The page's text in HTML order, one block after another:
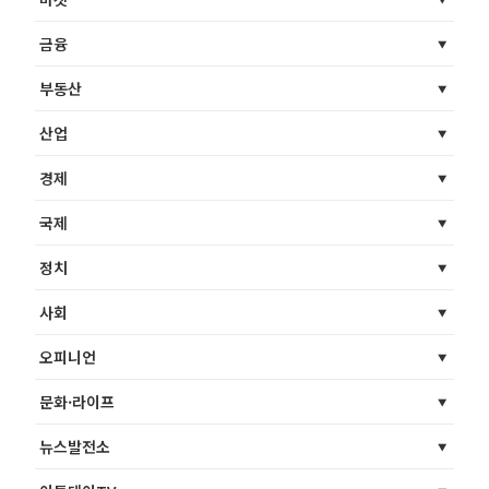
금융
부동산
산업
경제
국제
정치
사회
오피니언
문화·라이프
뉴스발전소